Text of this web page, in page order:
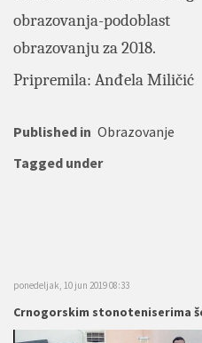
obrazovanja-
obrazovanju za 2018.
Pripremila: Anđela Miličić
Published in Obrazovanje
Tagged under
ponedeljak, 10 jun 2019 08:33
Crnogorskim stonoteniserima